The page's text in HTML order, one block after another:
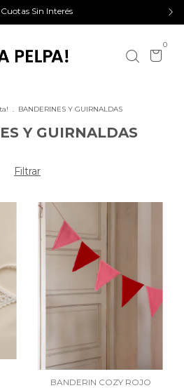
Sin Interés
0
. BANDERINES Y GUIRNALDAS
Y GUIRNALDAS
Filtrar
BANDERIN COZY ROJO